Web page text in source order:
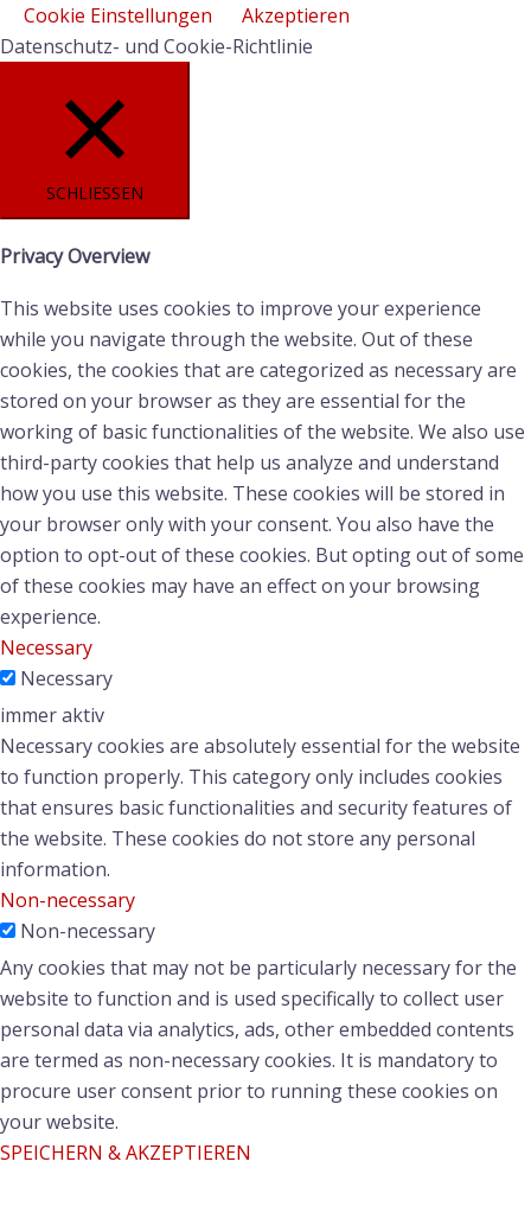
Cookie Einstellungen
Akzeptieren
Datenschutz- und Cookie-Richtlinie
SCHLIESSEN
Privacy Overview
This website uses cookies to improve your experience
while you navigate through the website. Out of these
cookies, the cookies that are categorized as necessary are
stored on your browser as they are essential for the
working of basic functionalities of the website. We also use
third-party cookies that help us analyze and understand
how you use this website. These cookies will be stored in
your browser only with your consent. You also have the
option to opt-out of these cookies. But opting out of some
of these cookies may have an effect on your browsing
experience.
Necessary
Necessary
immer aktiv
Necessary cookies are absolutely essential for the website
to function properly. This category only includes cookies
that ensures basic functionalities and security features of
the website. These cookies do not store any personal
information.
Non-necessary
Non-necessary
Any cookies that may not be particularly necessary for the
website to function and is used specifically to collect user
personal data via analytics, ads, other embedded contents
are termed as non-necessary cookies. It is mandatory to
procure user consent prior to running these cookies on
your website.
SPEICHERN & AKZEPTIEREN